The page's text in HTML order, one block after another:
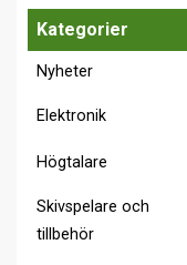
Kategorier
Nyheter
Elektronik
Högtalare
Skivspelare och
tillbehör